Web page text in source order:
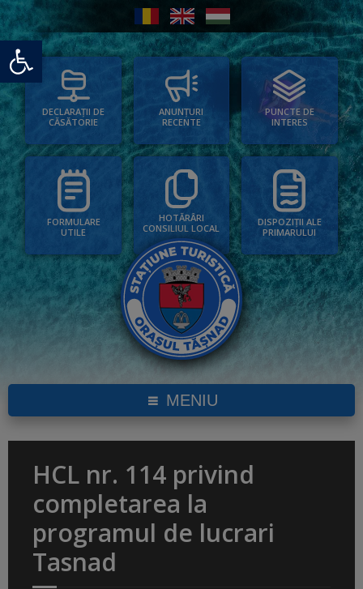
Deschide bara de unelte
DECLARAȚII DE
CĂSĂTORIE
ANUNȚURI
RECENTE
PUNCTE DE
INTERES
FORMULARE
UTILE
HOTĂRÂRI
CONSILIUL LOCAL
DISPOZIȚII ALE
PRIMARULUI
MENIU
HCL nr. 114 privind
completarea la
programul de lucrari
Tasnad